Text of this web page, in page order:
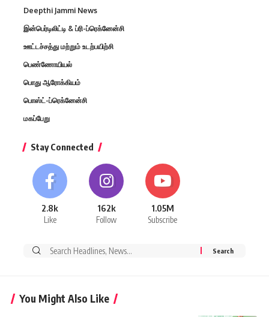
Deepthi Jammi News
இன்பெர்டிலிட்டி & ப்ரி-ப்ரெக்னேன்சி
ஊட்டச்சத்து மற்றும் உடற்பயிற்சி
பெண்ணோயியல்
பொது ஆரோக்கியம்
பொஸ்ட்-ப்ரெக்னேன்சி
மகப்பேறு
Stay Connected
2.8k
Like
162k
Follow
1.05M
Subscribe
Search
You Might Also Like